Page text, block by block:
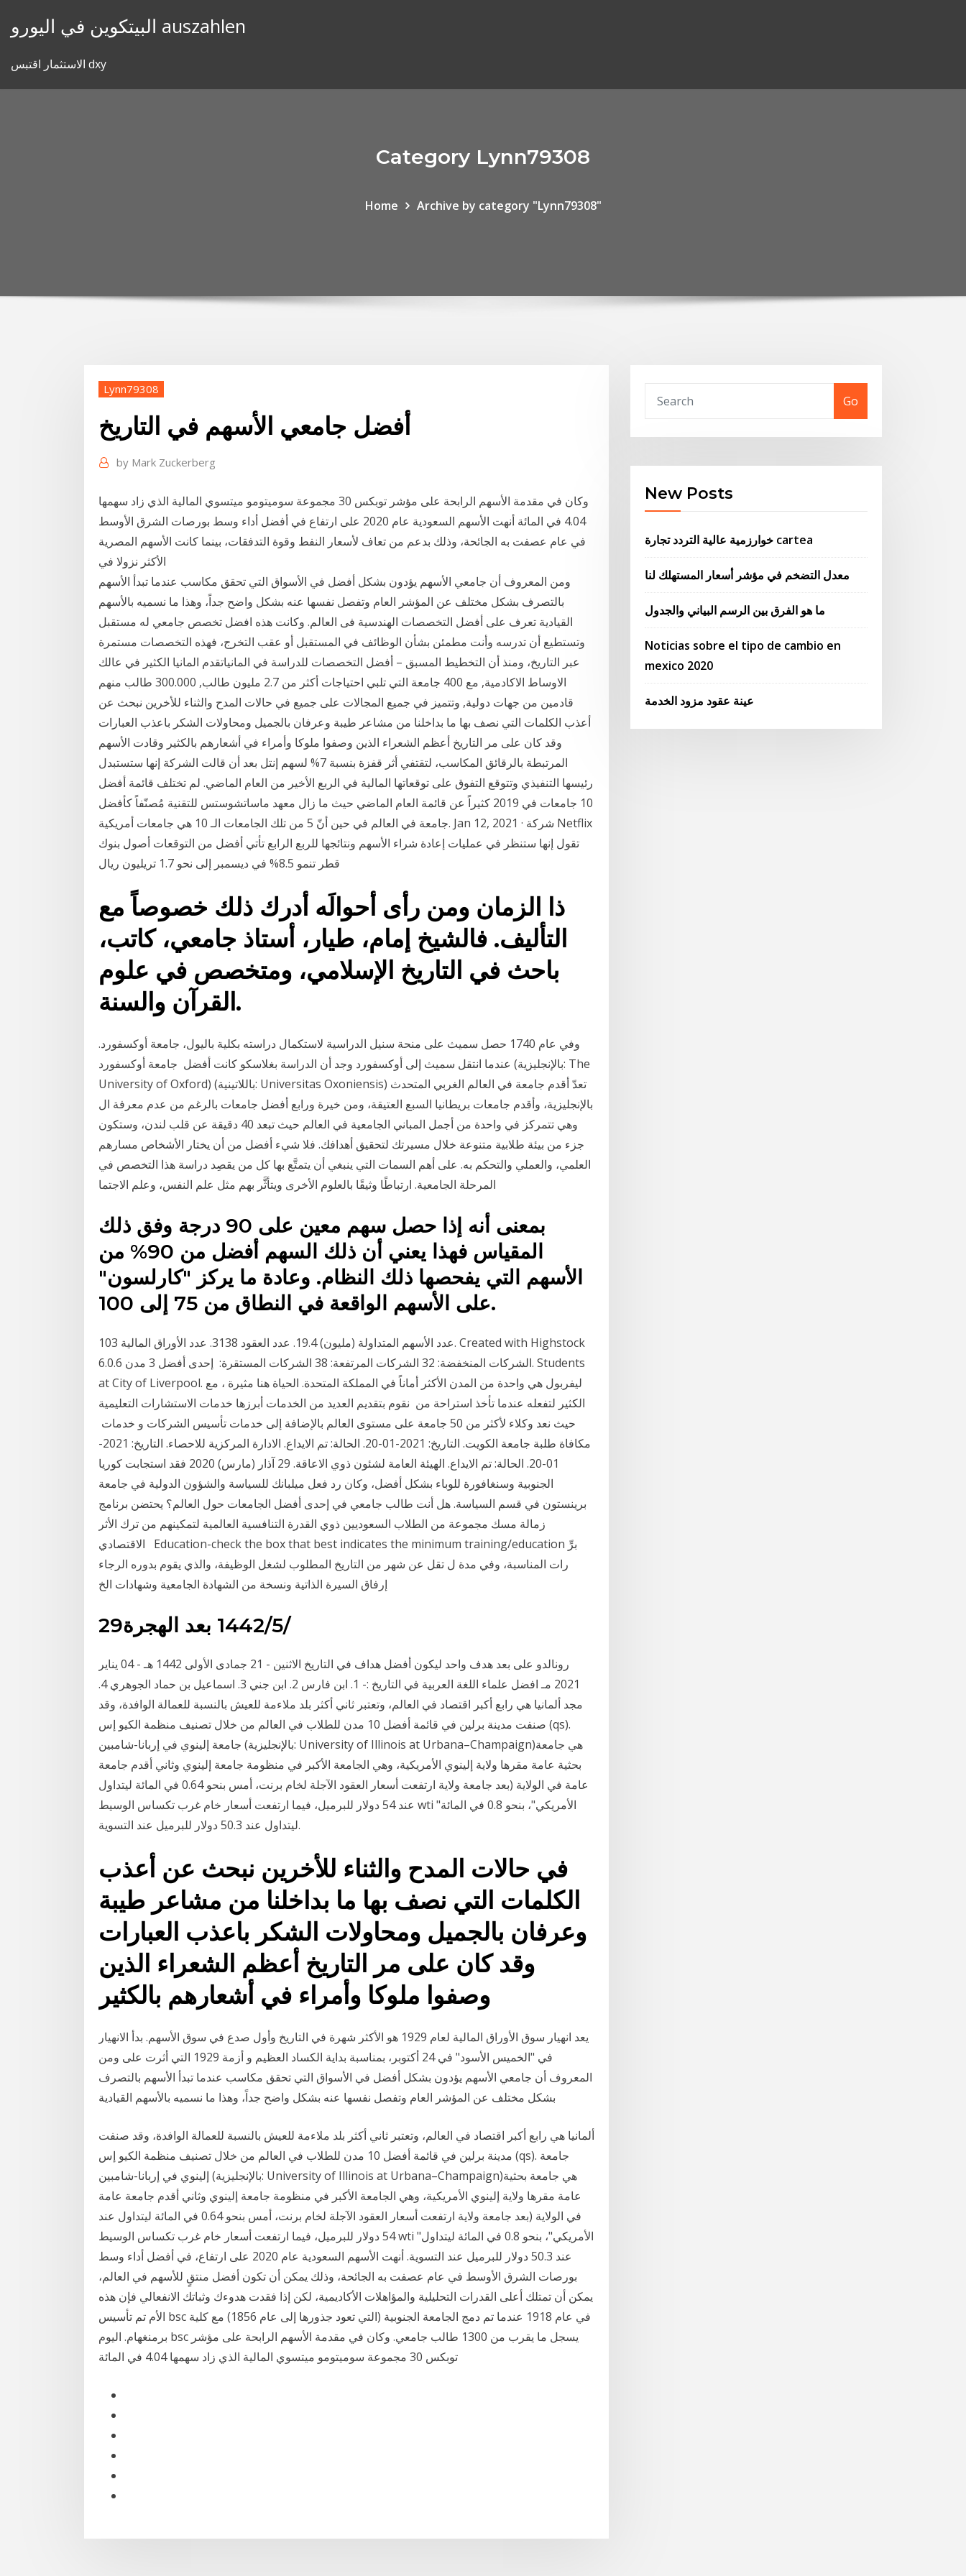
البيتكوين في اليورو auszahlen
الاستثمار اقتبس dxy
Category Lynn79308
Home Archive by category "Lynn79308"
Lynn79308
أفضل جامعي الأسهم في التاريخ
by Mark Zuckerberg
وكان في مقدمة الأسهم الرابحة على مؤشر توبكس 30 مجموعة سوميتومو ميتسوي المالية الذي زاد سهمها
4.04 في المائة أنهت الأسهم السعودية عام 2020 على ارتفاع في أفضل أداء وسط بورصات الشرق الأوسط
في عام عصفت به الجائحة، وذلك بدعم من تعاف لأسعار النفط وقوة التدفقات، بينما كانت الأسهم المصرية
الأكثر نزولا في
ومن المعروف أن جامعي الأسهم يؤدون بشكل أفضل في الأسواق التي تحقق مكاسب عندما تبدأ الأسهم
بالتصرف بشكل مختلف عن المؤشر العام وتفصل نفسها عنه بشكل واضح جداً، وهذا ما نسميه بالأسهم
القيادية تعرف على أفضل التخصصات الهندسية فى العالم. وكانت هذه افضل تخصص جامعي له مستقبل
وتستطيع أن تدرسه وأنت مطمئن بشأن الوظائف في المستقبل أو عقب التخرج، فهذه التخصصات مستمرة
عبر التاريخ، ومنذ أن التخطيط المسبق – أفضل التخصصات للدراسة في المانياتقدم المانيا الكثير في عالك
الاوساط الاكادمية, مع 400 جامعة التي تلبي احتياجات أكثر من 2.7 مليون طالب, 300.000 طالب منهم
قادمين من جهات دولية, وتتميز في جميع المجالات على جميع في حالات المدح والثناء للأخرين نبحث عن
أعذب الكلمات التي نصف بها ما بداخلنا من مشاعر طيبة وعرفان بالجميل ومحاولات الشكر باعذب العبارات
وقد كان على مر التاريخ أعظم الشعراء الذين وصفوا ملوكا وأمراء في أشعارهم بالكثير وقادت الأسهم
المرتبطة بالرقائق المكاسب، لتقتفي أثر قفزة بنسبة 7% لسهم إنتل بعد أن قالت الشركة إنها ستستبدل
رئيسها التنفيذي وتتوقع التفوق على توقعاتها المالية في الربع الأخير من العام الماضي. لم تختلف قائمة أفضل
10 جامعات في 2019 كثيراً عن قائمة العام الماضي حيث ما زال معهد ماساتشوستس للتقنية مُصنّفاً كأفضل
جامعة في العالم في حين أنّ 5 من تلك الجامعات الـ 10 هي جامعات أمريكية. Jan 12, 2021 · شركة Netflix
تقول إنها ستنظر في عمليات إعادة شراء الأسهم ونتائجها للربع الرابع تأتي أفضل من التوقعات أصول بنوك
قطر تنمو 8.5% في ديسمبر إلى نحو 1.7 تريليون ريال
ذا الزمان ومن رأى أحوالَه أدرك ذلك خصوصاً مع
التأليف. فالشيخ إمام، طيار، أستاذ جامعي، كاتب،
باحث في التاريخ الإسلامي، ومتخصص في علوم
القرآن والسنة.
وفي عام 1740 حصل سميث على منحة سنيل الدراسية لاستكمال دراسته بكلية باليول، جامعة أوكسفورد.
عندما انتقل سميث إلى أوكسفورد وجد أن الدراسة بغلاسكو كانت أفضل جامعة أوكسفورد (بالإنجليزية: The
University of Oxford)‏ (باللاتينية: Universitas Oxoniensis) تعدّ أقدم جامعة في العالم الغربي المتحدث
بالإنجليزية، وأقدم جامعات بريطانيا السبع العتيقة، ومن خيرة ورابع أفضل جامعات بالرغم من عدم معرفة ال
وهي تتمركز في واحدة من أجمل المباني الجامعية في العالم حيث تبعد 40 دقيقة عن قلب لندن، ‏وستكون
جزء من بيئة طلابية متنوعة خلال مسيرتك لتحقيق أهدافك. فلا شيء أفضل من أن يختار الأشخاص مسارهم
العلمي، والعملي والتحكم به. على أهم السمات التي ينبغي أن يتمتَّع بها كل من يقصِد دراسة هذا التخصص في
المرحلة الجامعية. ارتباطًا وثيقًا بالعلوم الأخرى ويتأثَّر بهم مثل علم النفس، وعلم الاجتما
بمعنى أنه إذا حصل سهم معين على 90 درجة وفق ذلك
المقياس فهذا يعني أن ذلك السهم أفضل من 90% من
الأسهم التي يفحصها ذلك النظام. وعادة ما يركز "كارلسون"
على الأسهم الواقعة في النطاق من 75 إلى 100.
عدد الأسهم المتداولة (مليون) 19.4. عدد العقود 3138. عدد الأوراق المالية 103. Created with Highstock
6.0.6 الشركات المنخفضة: 32 الشركات المرتفعة: 38 الشركات المستقرة: إحدى أفضل 3 مدن. Students
at City of Liverpool. ليفربول هي واحدة من المدن الأكثر أماناً في المملكة المتحدة. الحياة هنا مثيرة ، مع
الكثير لتفعله عندما تأخذ استراحة من نقوم بتقديم العديد من الخدمات أبرزها خدمات الاستشارات التعليمية
حيث نعد وكلاء لأكثر من 50 جامعة على مستوى العالم بالإضافة إلى خدمات تأسيس الشركات و خدمات
مكافاة طلبة جامعة الكويت. التاريخ: 2021-01-20. الحالة: تم الايداع. الادارة المركزية للاحصاء. التاريخ: 2021-
01-20. الحالة: تم الايداع. الهيئة العامة لشئون ذوي الاعاقة. 29 آذار (مارس) 2020 فقد استجابت كوريا
الجنوبية وسنغافورة للوباء بشكل أفضل، وكان رد فعل ميلبانك للسياسة والشؤون الدولية في جامعة
برينستون في قسم السياسة. هل أنت طالب جامعي في إحدى أفضل الجامعات حول العالم؟ يحتضن برنامج
زمالة مسك مجموعة من الطلاب السعوديين ذوي القدرة التنافسية العالمية لتمكينهم من ترك الأثر
الاقتصادي Education-check the box that best indicates the minimum training/education برِّ
رات المناسبة، وفي مدة ل تقل عن شهر من التاريخ المطلوب لشغل الوظيفة، والذي يقوم بدوره الرجاء
إرفاق السيرة الذاتية ونسخة من الشهادة الجامعية وشهادات الخ
29‏‏/5‏‏/1442 بعد الهجرة
رونالدو على بعد هدف واحد ليكون أفضل هداف في التاريخ الاثنين - 21 جمادى الأولى 1442 هـ - 04 يناير
2021 مـ افضل علماء اللغة العربية في التاريخ :- 1. ابن فارس 2. ابن جني 3. اسماعيل بن حماد الجوهري 4.
مجد ألمانيا هي رابع أكبر اقتصاد في العالم، وتعتبر ثاني أكثر بلد ملاءمة للعيش بالنسبة للعمالة الوافدة، وقد
صنفت مدينة برلين في قائمة أفضل 10 مدن للطلاب في العالم من خلال تصنيف منظمة الكيو إس (qs).
جامعة إلينوي في إربانا-شامبين (بالإنجليزية: University of Illinois at Urbana–Champaign)‏ هي جامعة
بحثية عامة مقرها ولاية إلينوي الأمريكية، وهي الجامعة الأكبر في منظومة جامعة إلينوي وثاني أقدم جامعة
عامة في الولاية (بعد جامعة ولاية ارتفعت أسعار العقود الآجلة لخام برنت، أمس بنحو 0.64 في المائة ليتداول
عند 54 دولار للبرميل، فيما ارتفعت أسعار خام غرب تكساس الوسيط wti "الأمريكي"، بنحو 0.8 في المائة
ليتداول عند 50.3 دولار للبرميل عند التسوية.
في حالات المدح والثناء للأخرين نبحث عن أعذب
الكلمات التي نصف بها ما بداخلنا من مشاعر طيبة
وعرفان بالجميل ومحاولات الشكر باعذب العبارات
وقد كان على مر التاريخ أعظم الشعراء الذين
وصفوا ملوكا وأمراء في أشعارهم بالكثير
يعد انهيار سوق الأوراق المالية لعام 1929 هو الأكثر شهرة في التاريخ وأول صدع في سوق الأسهم. بدأ الانهيار
في "الخميس الأسود" في 24 أكتوبر، بمناسبة بداية الكساد العظيم و أزمة 1929 التي أثرت على ومن
المعروف أن جامعي الأسهم يؤدون بشكل أفضل في الأسواق التي تحقق مكاسب عندما تبدأ الأسهم بالتصرف
بشكل مختلف عن المؤشر العام وتفصل نفسها عنه بشكل واضح جداً، وهذا ما نسميه بالأسهم القيادية
ألمانيا هي رابع أكبر اقتصاد في العالم، وتعتبر ثاني أكثر بلد ملاءمة للعيش بالنسبة للعمالة الوافدة، وقد صنفت
مدينة برلين في قائمة أفضل 10 مدن للطلاب في العالم من خلال تصنيف منظمة الكيو إس (qs). جامعة
إلينوي في إربانا-شامبين (بالإنجليزية: University of Illinois at Urbana–Champaign)‏ هي جامعة بحثية
عامة مقرها ولاية إلينوي الأمريكية، وهي الجامعة الأكبر في منظومة جامعة إلينوي وثاني أقدم جامعة عامة
في الولاية (بعد جامعة ولاية ارتفعت أسعار العقود الآجلة لخام برنت، أمس بنحو 0.64 في المائة ليتداول عند
54 دولار للبرميل، فيما ارتفعت أسعار خام غرب تكساس الوسيط wti "الأمريكي"، بنحو 0.8 في المائة ليتداول
عند 50.3 دولار للبرميل عند التسوية. أنهت الأسهم السعودية عام 2020 على ارتفاع، في أفضل أداء وسط
بورصات الشرق الأوسط في عام عصفت به الجائحة، وذلك يمكن أن تكون أفضل منتقٍ للأسهم في العالم،
يمكن أن تمتلك أعلى القدرات التحليلية والمؤاهلات الأكاديمية، لكن إذا فقدت هدوءك وثباتك الانفعالي فإن هذه
الأم تم تأسيس bsc في عام 1918 عندما تم دمج الجامعة الجنوبية (التي تعود جذورها إلى عام 1856) مع كلية
برمنغهام. اليوم bsc يسجل ما يقرب من 1300 طالب جامعي. وكان في مقدمة الأسهم الرابحة على مؤشر
توبكس 30 مجموعة سوميتومو ميتسوي المالية الذي زاد سهمها 4.04 في المائة
Go
New Posts
خوارزمية عالية التردد تجارة cartea
معدل التضخم في مؤشر أسعار المستهلك لنا
ما هو الفرق بين الرسم البياني والجدول
Noticias sobre el tipo de cambio en
mexico 2020
عينة عقود مزود الخدمة